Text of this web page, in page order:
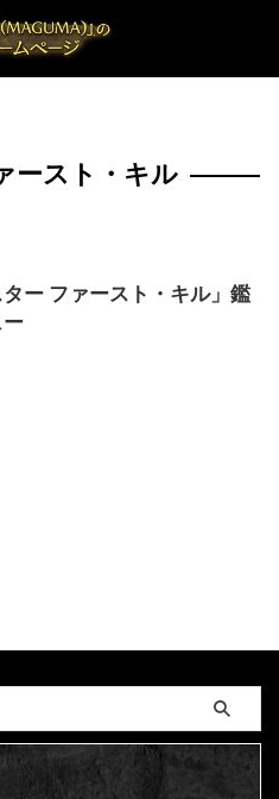
ースト・キル
ー ファースト・キル」鑑